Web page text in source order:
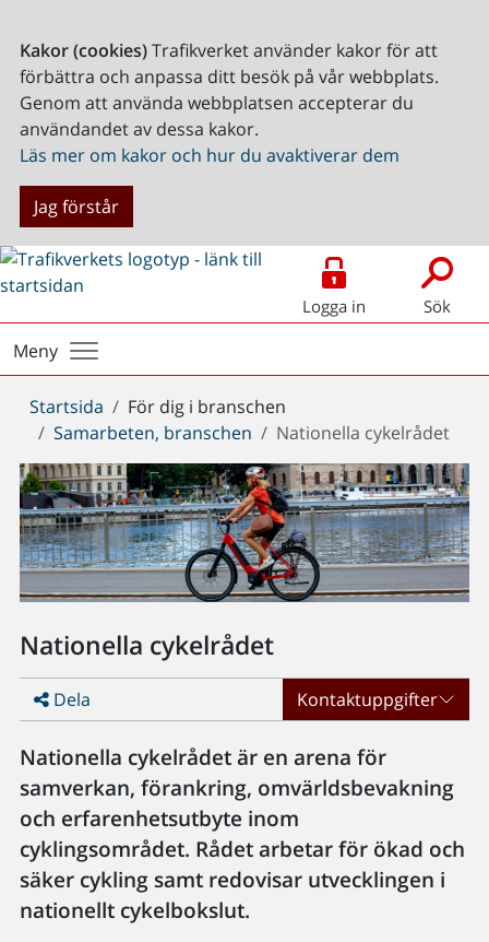
Kakor (cookies)Trafikverket använder kakor för att
förbättra och anpassa ditt besök på vår webbplats.
Genom att använda webbplatsen accepterar du
användandet av dessa kakor.
Läs mer om kakor och hur du avaktiverar dem
Jag förstår
Logga in Sök
Meny
Du
är
här:
Startsida
För dig i branschen
Samarbeten, branschen
Nationella cykelrådet
Nationella cykelrådet
Dela Kontaktuppgifter
Nationella cykelrådet är en arena för
samverkan, förankring, omvärldsbevakning
och erfarenhetsutbyte inom
cyklingsområdet. Rådet arbetar för ökad och
säker cykling samt redovisar utvecklingen i
nationellt cykelbokslut.